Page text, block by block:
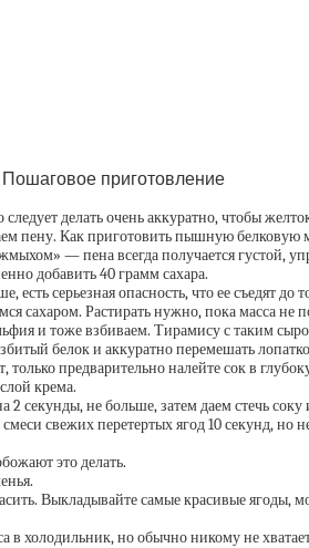
приготовление
делать очень аккуратно, чтобы
пену. Как приготовить пышную белковую
— пена всегда получается густой,
добавить 40 грамм сахара.
есть серьезная опасность, что ее съедят до
сахаром. Растирать нужно, пока масса не
и тоже взбиваем. Тирамису с таким
белок и аккуратно перемешать
предварительно налейте сок в
крема.
2 секунды, не больше, затем даем стечь
свежих перетертых ягод 10 секунд,
это делать.
Выкладывайте самые красивые
в холодильник, но обычно никому не